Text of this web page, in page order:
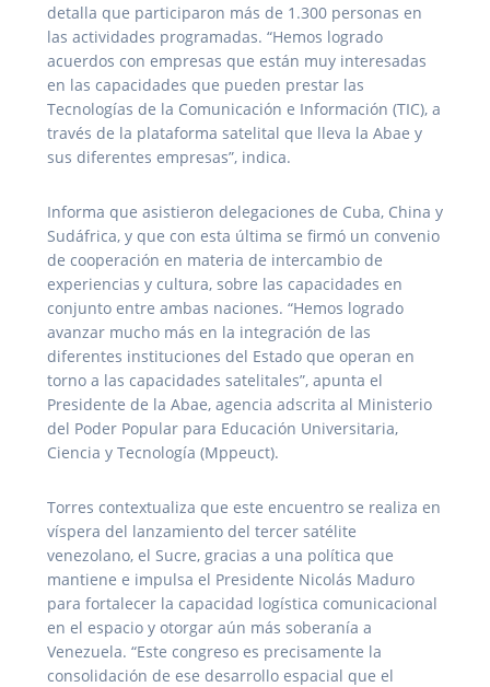
detalla que participaron más de 1.300 personas en
las actividades programadas. “Hemos logrado
acuerdos con empresas que están muy interesadas
en las capacidades que pueden prestar las
Tecnologías de la Comunicación e Información (TIC), a
través de la plataforma satelital que lleva la Abae y
sus diferentes empresas”, indica.
Informa que asistieron delegaciones de Cuba, China y
Sudáfrica, y que con esta última se firmó un convenio
de cooperación en materia de intercambio de
experiencias y cultura, sobre las capacidades en
conjunto entre ambas naciones. “Hemos logrado
avanzar mucho más en la integración de las
diferentes instituciones del Estado que operan en
torno a las capacidades satelitales”, apunta el
Presidente de la Abae, agencia adscrita al Ministerio
del Poder Popular para Educación Universitaria,
Ciencia y Tecnología (Mppeuct).
Torres contextualiza que este encuentro se realiza en
víspera del lanzamiento del tercer satélite
venezolano, el Sucre, gracias a una política que
mantiene e impulsa el Presidente Nicolás Maduro
para fortalecer la capacidad logística comunicacional
en el espacio y otorgar aún más soberanía a
Venezuela. “Este congreso es precisamente la
consolidación de ese desarrollo espacial que el